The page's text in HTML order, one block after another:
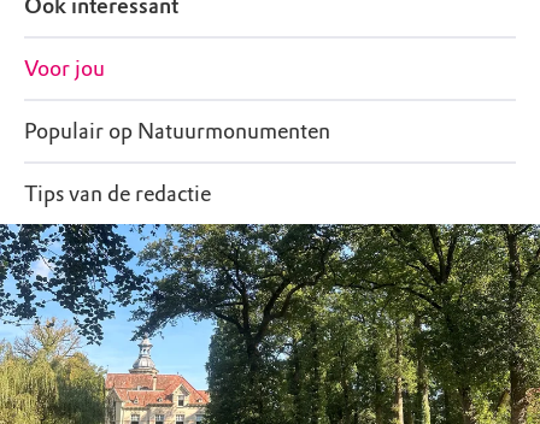
Ook interessant
Voor jou
Populair op Natuurmonumenten
Tips van de redactie